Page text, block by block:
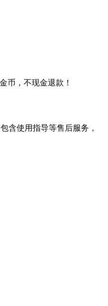
币，不现金退款！
含使用指导等售后服务，